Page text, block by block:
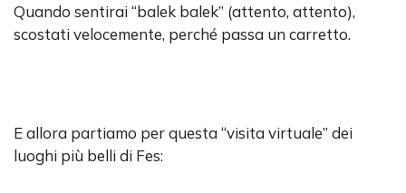
Quando sentirai “balek balek” (attento, attento),
scostati velocemente, perché passa un carretto.
E allora partiamo per questa “visita virtuale” dei
luoghi più belli di Fes: